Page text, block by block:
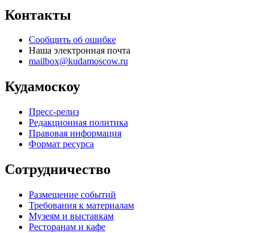
Контакты
Сообщить об ошибке
Наша электронная почта
mailbox@kudamoscow.ru
Кудамоскоу
Пресс-релиз
Редакционная политика
Правовая информация
Формат ресурса
Сотрудничество
Размещение событий
Требования к материалам
Музеям и выставкам
Ресторанам и кафе